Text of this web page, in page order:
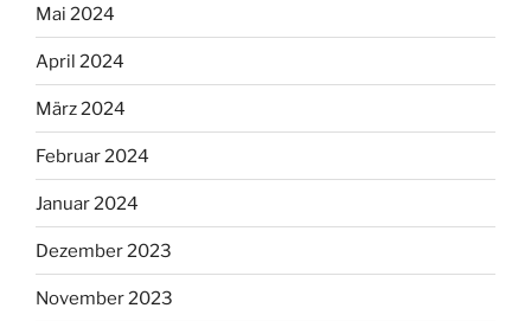
Mai 2024
April 2024
März 2024
Februar 2024
Januar 2024
Dezember 2023
November 2023